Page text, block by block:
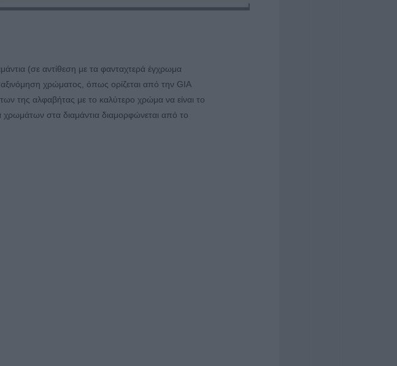
(σε αντίθεση με τα φανταχτερά έγχρωμα
χρώματος, όπως ορίζεται από την GIA
της αλφαβήτας με το καλύτερο χρώμα να είναι το
χρωμάτων στα διαμάντια διαμορφώνεται από το